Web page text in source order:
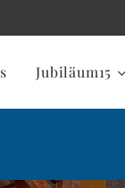
Jubiläum15